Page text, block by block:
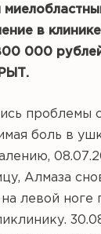
в
000
проблемы
боль в
Алмаза
на левой